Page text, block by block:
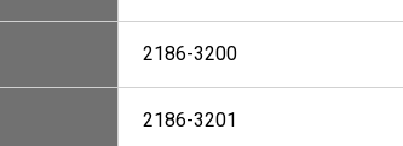
2186-3200
2186-3201